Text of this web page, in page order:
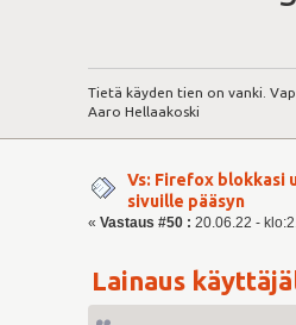
Tietä käyden tien on vanki.
Aaro Hellaakoski
Vs: Firefox blokkasi
sivuille pääsyn
« Vastaus #50 : 20.06.22 -
Lainaus